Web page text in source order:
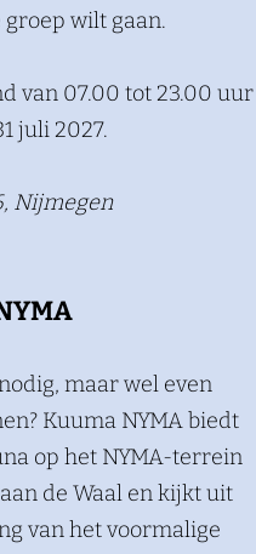
wilt gaan.
van 07.00 tot 23.00 uur
juli 2027.
Nijmegen
maar wel even
Kuuma NYMA biedt
op het NYMA-terrein
de Waal en kijkt uit
van het voormalige